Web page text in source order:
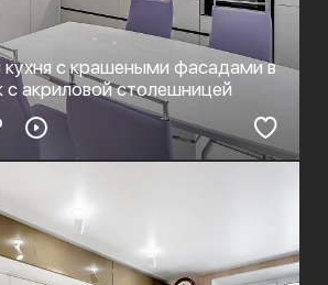
кухня с крашеными фасадами в
c акриловой столешницей